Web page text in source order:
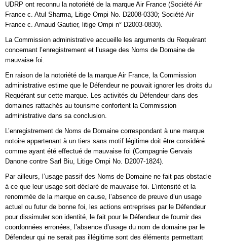
UDRP ont reconnu la notoriété de la marque Air France (Société Air
France c. Atul Sharma, Litige Ompi No. D2008-0330; Société Air
France c. Arnaud Gautier, litige Ompi n° D2003-0830).
La Commission administrative accueille les arguments du Requérant
concernant l’enregistrement et l’usage des Noms de Domaine de
mauvaise foi.
En raison de la notoriété de la marque Air France, la Commission
administrative estime que le Défendeur ne pouvait ignorer les droits du
Requérant sur cette marque. Les activités du Défendeur dans des
domaines rattachés au tourisme confortent la Commission
administrative dans sa conclusion.
L’enregistrement de Noms de Domaine correspondant à une marque
notoire appartenant à un tiers sans motif légitime doit être considéré
comme ayant été effectué de mauvaise foi (Compagnie Gervais
Danone contre Sarl Biu, Litige Ompi No. D2007-1824).
Par ailleurs, l’usage passif des Noms de Domaine ne fait pas obstacle
à ce que leur usage soit déclaré de mauvaise foi. L’intensité et la
renommée de la marque en cause, l’absence de preuve d’un usage
actuel ou futur de bonne foi, les actions entreprises par le Défendeur
pour dissimuler son identité, le fait pour le Défendeur de fournir des
coordonnées erronées, l’absence d’usage du nom de domaine par le
Défendeur qui ne serait pas illégitime sont des éléments permettant